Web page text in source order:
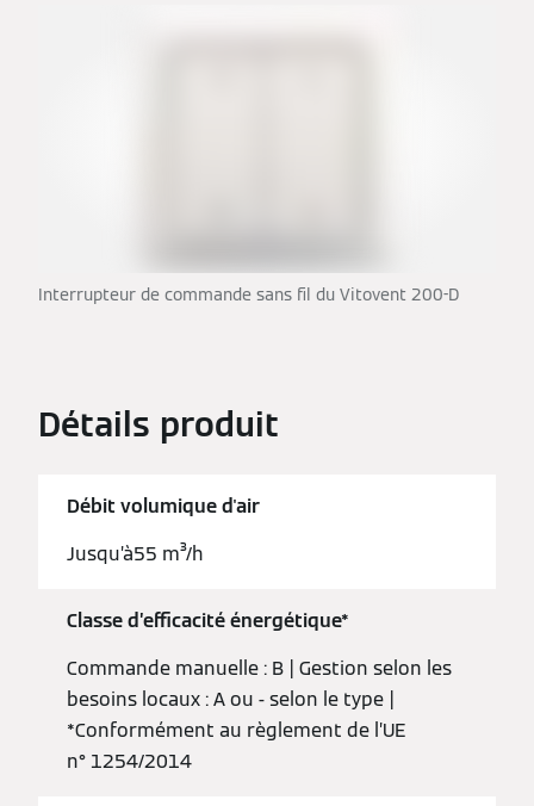
Interrupteur de commande sans fil du Vitovent 200-D
Détails produit
Débit volumique d'air
Jusqu’à55 m³/h
Classe d’efficacité énergétique*
Commande manuelle : B | Gestion selon les
besoins locaux : A ou - selon le type |
*Conformément au règlement de l’UE
n° 1254/2014